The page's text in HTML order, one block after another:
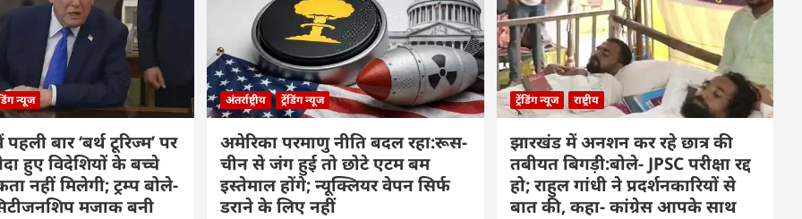
न्यूज
बार ‘बर्थ टूरिज्म’ पर
हुए विदेशियों के बच्चे
नहीं मिलेगी; ट्रम्प बोले-
मजाक बनी
अंतर्राष्ट्रीय ट्रेंडिंग न्यूज
अमेरिका परमाणु नीति बदल रहा:रूस-
चीन से जंग हुई तो छोटे एटम बम
इस्तेमाल होंगे; न्यूक्लियर वेपन सिर्फ
डराने के लिए नहीं
ट्रेंडिंग न्यूज राष्ट्रीय
झारखंड में अनशन कर रहे छात्र की
तबीयत बिगड़ी:बोले- JPSC परीक्षा रद्द
हो; राहुल गांधी ने प्रदर्शनकारियों से
बात की, कहा- कांग्रेस आपके साथ